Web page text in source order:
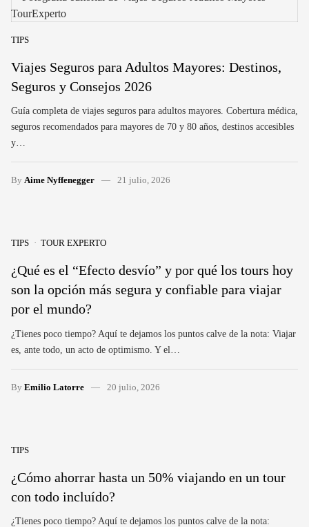
TIPS
Viajes Seguros para Adultos Mayores: Destinos,
Seguros y Consejos 2026
Guía completa de viajes seguros para adultos mayores. Cobertura médica,
seguros recomendados para mayores de 70 y 80 años, destinos accesibles
y…
By Aime Nyffenegger 21 julio, 2026
TIPS TOUR EXPERTO
¿Qué es el “Efecto desvío” y por qué los tours hoy
son la opción más segura y confiable para viajar
por el mundo?
¿Tienes poco tiempo? Aquí te dejamos los puntos calve de la nota: Viajar
es, ante todo, un acto de optimismo. Y el…
By Emilio Latorre 20 julio, 2026
TIPS
¿Cómo ahorrar hasta un 50% viajando en un tour
con todo incluído?
¿Tienes poco tiempo? Aquí te dejamos los puntos calve de la nota: